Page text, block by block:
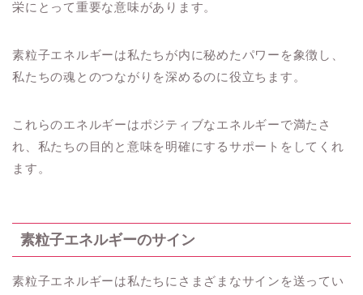
栄にとって重要な意味があります。
素粒子エネルギーは私たちが内に秘めたパワーを象徴し、
私たちの魂とのつながりを深めるのに役立ちます。
これらのエネルギーはポジティブなエネルギーで満たさ
れ、私たちの目的と意味を明確にするサポートをしてくれ
ます。
素粒子エネルギーのサイン
素粒子エネルギーは私たちにさまざまなサインを送ってい